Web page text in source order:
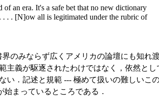
an era. It's a safe bet that no new dictionary
. . [N]ow all is legitimated under the rubric of
のみならず広くアメリカの論壇にも知れ
主義が駆逐されたわけではなく，依然とし
い．記述と規範 --- 極めて扱いの難しいこ
始まっているところである．